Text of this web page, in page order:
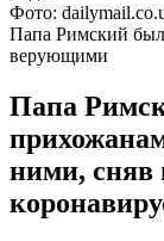
Фото:
Папа Римский был
верующими
Папа
ними, сняв